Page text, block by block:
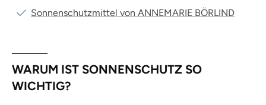
Sonnenschutzmittel von ANNEMARIE BÖRLIND
WARUM IST SONNENSCHUTZ SO
WICHTIG?